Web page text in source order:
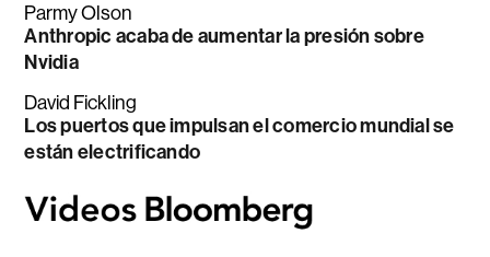
Parmy Olson
Anthropic acaba de aumentar la presión sobre
Nvidia
David Fickling
Los puertos que impulsan el comercio mundial se
están electrificando